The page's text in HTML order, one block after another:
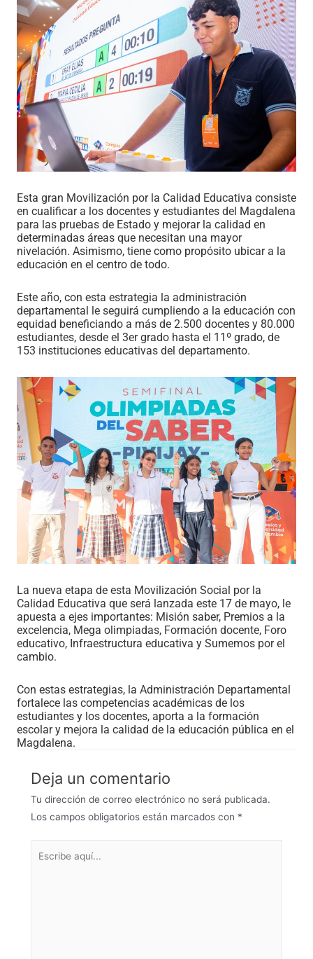
Esta gran Movilización por la Calidad Educativa consiste
en cualificar a los docentes y estudiantes del Magdalena
para las pruebas de Estado y mejorar la calidad en
determinadas áreas que necesitan una mayor
nivelación. Asimismo, tiene como propósito ubicar a la
educación en el centro de todo.
Este año, con esta estrategia la administración
departamental le seguirá cumpliendo a la educación con
equidad beneficiando a más de 2.500 docentes y 80.000
estudiantes, desde el 3er grado hasta el 11º grado, de
153 instituciones educativas del departamento.
La nueva etapa de esta Movilización Social por la
Calidad Educativa que será lanzada este 17 de mayo, le
apuesta a ejes importantes: Misión saber, Premios a la
excelencia, Mega olimpiadas, Formación docente, Foro
educativo, Infraestructura educativa y Sumemos por el
cambio.
Con estas estrategias, la Administración Departamental
fortalece las competencias académicas de los
estudiantes y los docentes, aporta a la formación
escolar y mejora la calidad de la educación pública en el
Magdalena.
Deja un comentario
Tu dirección de correo electrónico no será publicada.
Los campos obligatorios están marcados con *